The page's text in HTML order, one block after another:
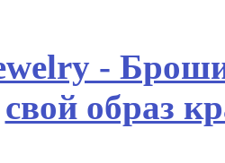
-
свой образ